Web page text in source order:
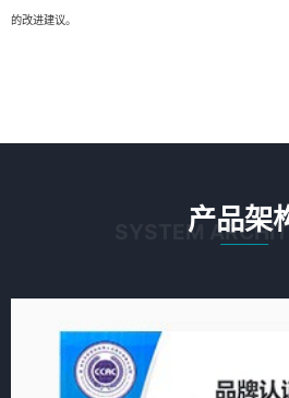
的改进建议。
产品架
SYSTEM